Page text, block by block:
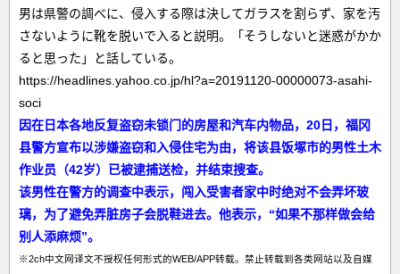
男は県警の調べに、侵入する際は決してガラスを割らず、家を汚
さないように靴を脱いで入ると説明。「そうしないと迷惑がかか
ると思った」と話している。
https://headlines.yahoo.co.jp/hl?a=20191120-00000073-asahi-
soci
因在日本各地反复盗窃未锁门的房屋和汽车内物品，20日，福冈
县警方宣布以涉嫌盗窃和入侵住宅为由，将该县饭塚市的男性土木
作业员（42岁）已被逮捕送检，并结束搜查。
该男性在警方的调查中表示，闯入受害者家中时绝对不会弄坏玻
璃，为了避免弄脏房子会脱鞋进去。他表示，“如果不那样做会给
别人添麻烦”。
※2ch中文网译文不授权任何形式的WEB/APP转载。禁止转载到各类网站以及自媒